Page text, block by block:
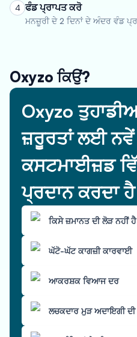
4 ਫੰਡ ਪ੍ਰਾਪਤ ਕਰੋ
ਮਨਜ਼ੂਰੀ ਦੇ 2 ਦਿਨਾਂ ਦੇ ਅੰਦਰ ਵੰਡ
Oxyzo ਕਿਉਂ?
Oxyzo
ਜ਼ਰੂਰਤਾਂ ਲਈ ਨਵੇਂ
ਕਸਟਮਾਈਜ਼ਡ
ਪ੍ਰਦਾਨ ਕਰਦਾ
ਕਿਸੇ ਜ਼ਮਾਨਤ ਦੀ ਲੋੜ ਨਹੀਂ ਹੈ
ਘੱਟੋ-ਘੱਟ ਕਾਗਜ਼ੀ ਕਾਰਵਾਈ
ਆਕਰਸ਼ਕ ਵਿਆਜ ਦਰ
ਲਚਕਦਾਰ ਮੁੜ ਅਦਾਇਗੀ